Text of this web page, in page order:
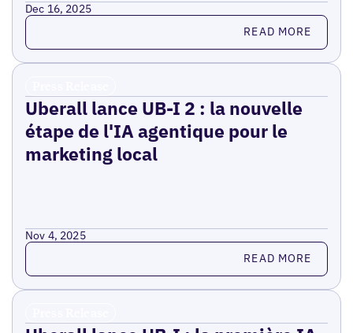
Dec 16, 2025
Read more READ MORE
Uberall lance UB-I 2 : la nouvelle
étape de l'IA agentique pour le
marketing local
Nov 4, 2025
Read more READ MORE